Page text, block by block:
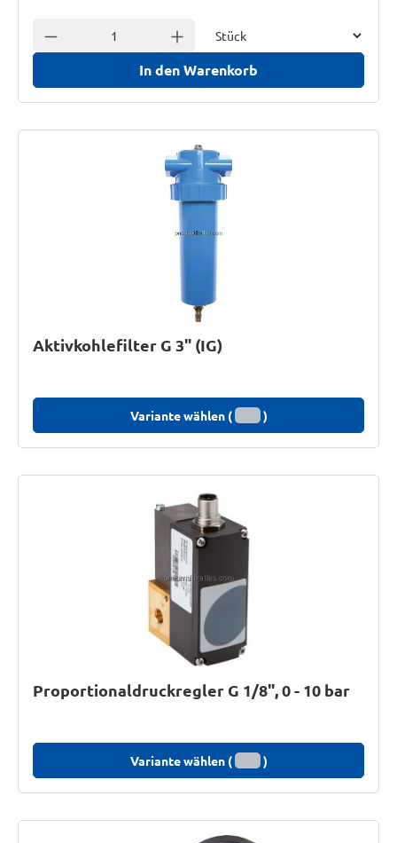
Anzahl verringern Anzahl erhöhen
In den Warenkorb
Aktivkohlefilter G 3" (IG)
Variante wählen ( )
Proportionaldruckregler G 1/8", 0 - 10 bar
Variante wählen ( )